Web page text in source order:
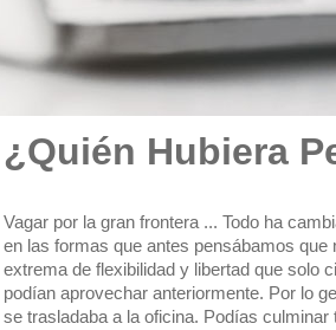
¿Quién Hubiera
Vagar por la gran frontera ... Todo ha
en las formas que antes pensábamos que
extrema de flexibilidad y libertad que solo
podían aprovechar anteriormente. Por lo
se trasladaba a la oficina. Podías culminar